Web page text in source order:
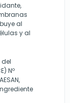
al
y al
Nº